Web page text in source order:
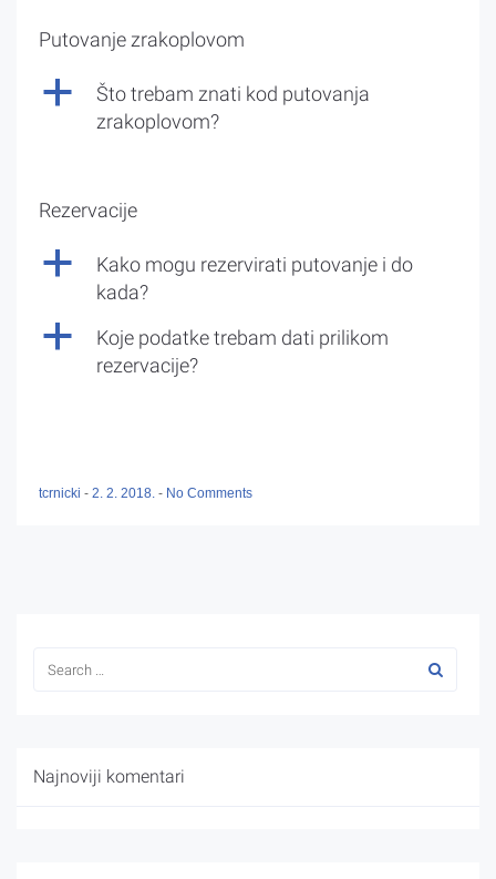
Putovanje zrakoplovom
a
Što trebam znati kod putovanja
zrakoplovom?
Rezervacije
a
Kako mogu rezervirati putovanje i do
kada?
a
Koje podatke trebam dati prilikom
rezervacije?
tcrnicki - 2. 2. 2018. - No Comments
Najnoviji komentari